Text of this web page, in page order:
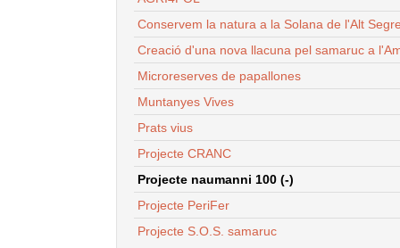
Conservem la natura a la Solana de l'Alt
Creació d'una nova llacuna pel samaruc a
Microreserves de papallones
Muntanyes Vives
Prats vius
Projecte CRANC
Projecte naumanni 100 (-)
Projecte PeriFer
Projecte S.O.S. samaruc